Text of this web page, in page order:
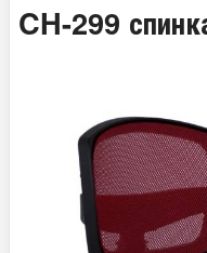
CH-299